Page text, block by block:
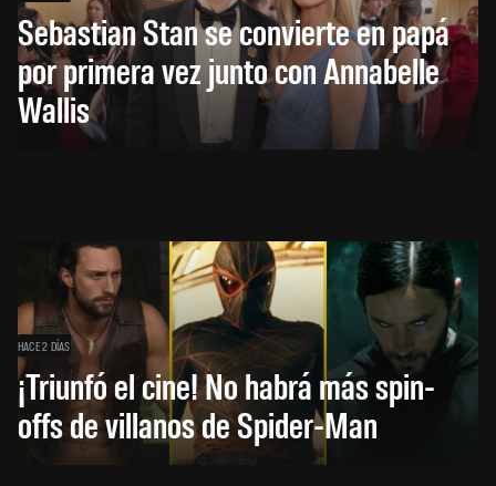
Sebastian Stan se convierte en papá
por primera vez junto con Annabelle
Wallis
HACE 2 DÍAS
¡Triunfó el cine! No habrá más spin-
offs de villanos de Spider-Man